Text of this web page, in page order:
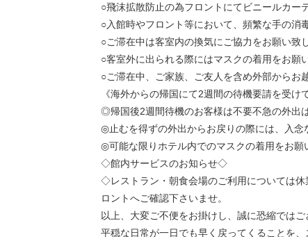
○飛沫拡散防止の為フロントにてビニールカー
○入館時やフロント等において、頻繁な手の消
○ご滞在中は客室内の換気にご協力をお願い致
○客室外に出られる際にはマスクの着用をお願
○ご滞在中、ご家族、ご友人を含め外部からお
《海外からの帰国にて2週間の待機要請を受け
◎帰国後2週間待機のお客様は不要不急の外出
◎止むを得ずの外出からお戻りの際には、入念
◎可能な限りホテル内でのマスクの着用をお願
◇館内サービスのお知らせ◇
◇レストラン・朝食会場のご利用については
ロントへご確認下さいませ。
以上、大変ご不便をお掛けし、誠に恐縮では
平穏な日常が一日でも早く戻ってくることを